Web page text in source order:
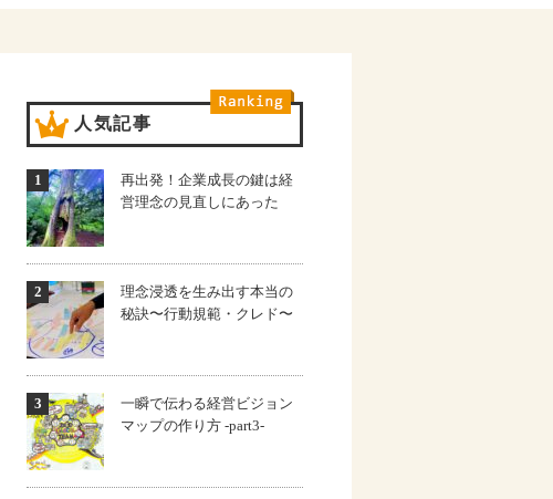
人気記事
再出発！企業成長の鍵は経
営理念の見直しにあった
理念浸透を生み出す本当の
秘訣〜行動規範・クレド〜
一瞬で伝わる経営ビジョン
マップの作り方 -part3-